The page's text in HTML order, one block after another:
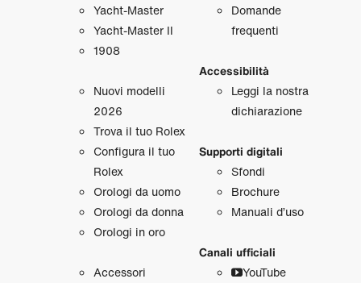
Yacht‑Master
Yacht‑Master II
1908
Nuovi modelli
2026
Trova il tuo Rolex
Configura il tuo
Rolex
Orologi da uomo
Orologi da donna
Orologi in oro
Accessori
Domande
frequenti
Accessibilità
Leggi la nostra
dichiarazione
Supporti digitali
Sfondi
Brochure
Manuali d’uso
Canali ufficiali
YouTube